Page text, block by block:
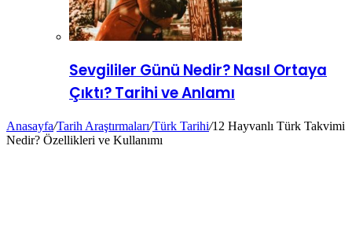
Sevgililer Günü Nedir? Nasıl Ortaya
Çıktı? Tarihi ve Anlamı
Anasayfa/Tarih Araştırmaları/Türk Tarihi/12 Hayvanlı Türk Takvimi
Nedir? Özellikleri ve Kullanımı